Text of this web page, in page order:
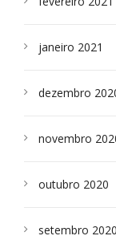
janeiro 2021
dezembro
novembro
outubro 2020
setembro 2020